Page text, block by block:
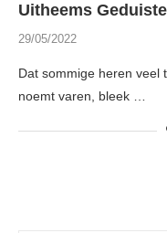
Uitheems
29/05/2022
Dat sommige heren veel
noemt varen, bleek …